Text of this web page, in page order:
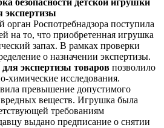
безопасности детской игрушки
экспертизы
орган Роспотребнадзора поступила
на то, что приобретенная игрушка
запах. В рамках проверки
о назначении экспертизы.
для экспертизы товаров позволило
химические исследования.
превышение допустимого
веществ. Игрушка была
требованиям
выдано предписание о снятии